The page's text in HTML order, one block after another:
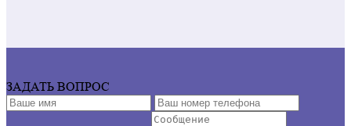
ЗАДАТЬ ВОПРОС